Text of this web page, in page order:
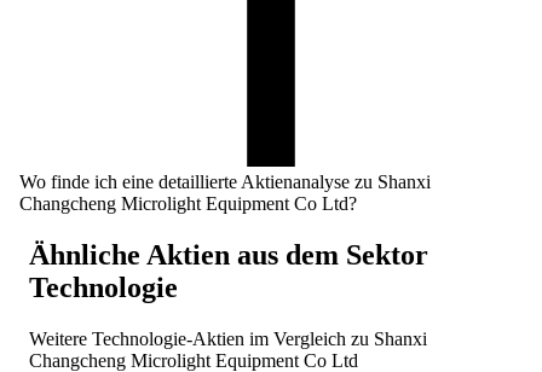
Wo finde ich eine detaillierte Aktienanalyse zu Shanxi
Changcheng Microlight Equipment Co Ltd?
Ähnliche Aktien aus dem Sektor
Technologie
Weitere Technologie-Aktien im Vergleich zu Shanxi
Changcheng Microlight Equipment Co Ltd